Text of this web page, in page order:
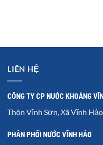
LIÊN HỆ
CÔNG TY CP NƯỚC KHOÁNG
Thôn Vĩnh Sơn, Xã Vĩnh
PHÂN PHỐI NƯỚC VĨNH HẢO